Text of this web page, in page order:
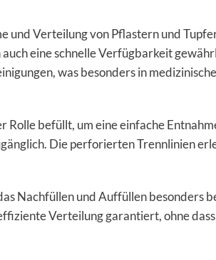
und Verteilung von Pflastern und
eine schnelle Verfügbarkeit
was besonders in
befüllt, um eine einfache
Die perforierten Trennlinien
Nachfüllen und Auffüllen besonders
Verteilung garantiert, ohne dass